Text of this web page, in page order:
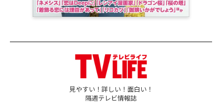
見やすい！詳しい！面白い！
隔週テレビ情報誌